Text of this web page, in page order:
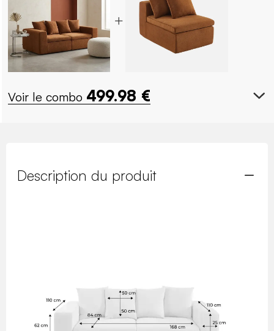
Voir le combo 499.98 €
Description du produit